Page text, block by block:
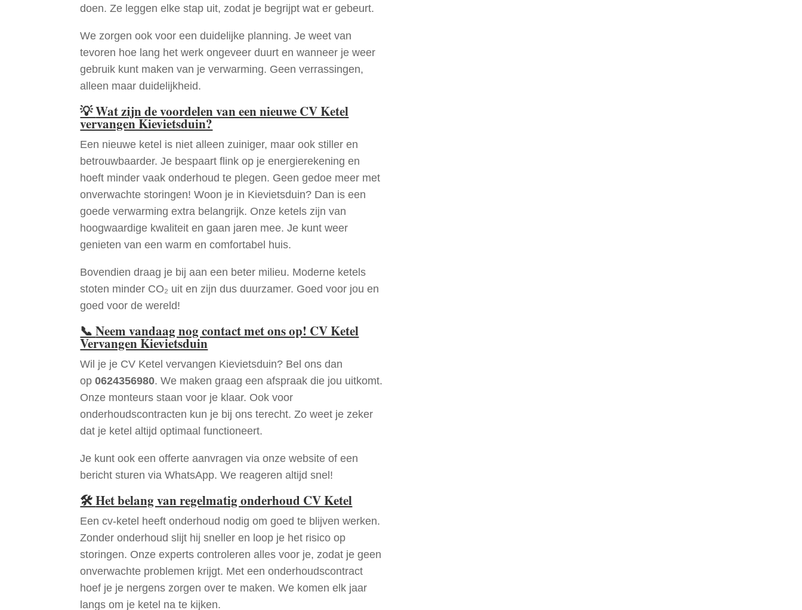
doen. Ze leggen elke stap uit, zodat je begrijpt wat er gebeurt.
We zorgen ook voor een duidelijke planning. Je weet van
tevoren hoe lang het werk ongeveer duurt en wanneer je weer
gebruik kunt maken van je verwarming. Geen verrassingen,
alleen maar duidelijkheid.
💡Wat zijn de voordelen van een nieuwe CV Ketel
vervangen Kievietsduin?
Een nieuwe ketel is niet alleen zuiniger, maar ook stiller en
betrouwbaarder. Je bespaart flink op je energierekening en
hoeft minder vaak onderhoud te plegen. Geen gedoe meer met
onverwachte storingen! Woon je in Kievietsduin? Dan is een
goede verwarming extra belangrijk. Onze ketels zijn van
hoogwaardige kwaliteit en gaan jaren mee. Je kunt weer
genieten van een warm en comfortabel huis.
Bovendien draag je bij aan een beter milieu. Moderne ketels
stoten minder CO₂ uit en zijn dus duurzamer. Goed voor jou en
goed voor de wereld!
📞Neem vandaag nog contact met ons op! CV Ketel
Vervangen Kievietsduin
Wil je je CV Ketel vervangen Kievietsduin? Bel ons dan
op0624356980. We maken graag een afspraak die jou uitkomt.
Onze monteurs staan voor je klaar. Ook voor
onderhoudscontracten kun je bij ons terecht. Zo weet je zeker
dat je ketel altijd optimaal functioneert.
Je kunt ook een offerte aanvragen via onze website of een
bericht sturen via WhatsApp. We reageren altijd snel!
🛠Het belang van regelmatig onderhoud CV Ketel
Een cv-ketel heeft onderhoud nodig om goed te blijven werken.
Zonder onderhoud slijt hij sneller en loop je het risico op
storingen. Onze experts controleren alles voor je, zodat je geen
onverwachte problemen krijgt. Met een onderhoudscontract
hoef je je nergens zorgen over te maken. We komen elk jaar
langs om je ketel na te kijken.